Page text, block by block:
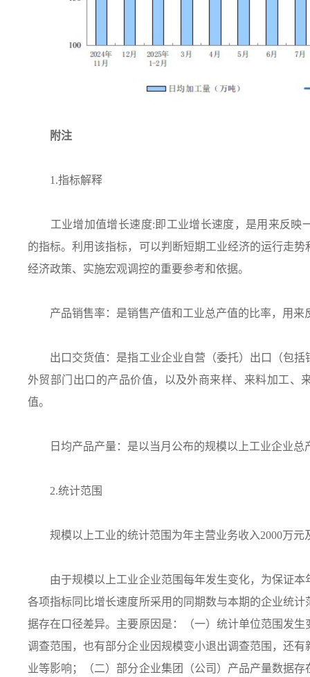
附注
1.指标解释
工业增加值增长速度:即工业增长速度，是用来反映
的指标。利用该指标，可以判断短期工业经济的运行走
经济政策、实施宏观调控的重要参考和依据。
产品销售率：是销售产值和工业总产值的比率，用来
出口交货值：是指工业企业自营（委托）出口（包括
外贸部门出口的产品价值，以及外商来样、来料加工、
值。
日均产品产量：是以当月公布的规模以上工业企业总
2.统计范围
规模以上工业的统计范围为年主营业务收入2000万元
由于规模以上工业企业范围每年发生变化，为保证本
各项指标同比增长速度所采用的同期数与本期的企业统
据存在口径差异。主要原因是：（一）统计单位范围发
调查范围，也有部分企业因规模变小退出调查范围，还
业等影响；（二）部分企业集团（公司）产品产量数据